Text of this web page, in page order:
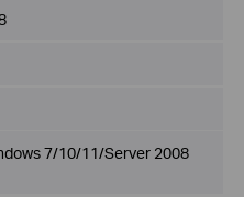
7/10/11/Server 2008